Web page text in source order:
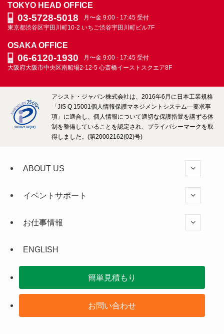
グ
ARCHIVE
TOKYO HEAD OFFICE
03-5728-5018
月〜金 9:00 - 17:45 受付
東京都渋谷区宇田川町10-2 いちご渋谷宇田川町ビル7F
OSAKA OFFICE
06-6120-1930
月〜金 9:00 - 17:45 受付
大阪府大阪市中央区南船場2-12-5 心斎橋イーストスクエア8F
アシスト・ジャパン株式会社は、2016年6月に日本工業規格
「JIS Q 15001個人情報保護マネジメントシステム―要求事
項」に適合し、個人情報について適切な保護措置を講ずる体
制を整備していることを認定され、プライバシーマークを取
得しました。(第20002162(02)号)
ABOUT US
イベントサポート
お仕事情報
ENGLISH
簡単見積もり
お問い合わせ